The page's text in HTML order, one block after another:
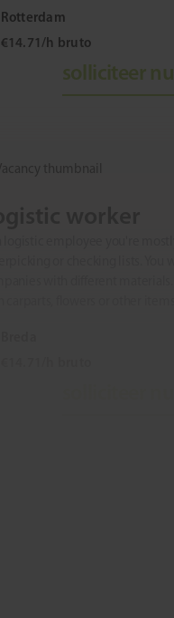
Rotterdam
€14.71/h bruto
solliciteer nu